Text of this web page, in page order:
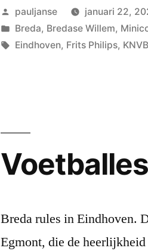
Geplaatst
door
pauljanse
januari 22,
Geplaatst
in
Breda, Bredase Willem,
Tags:
Eindhoven, Frits Philips,
Voetballes
Breda rules in Eindhoven.
Egmont, die de